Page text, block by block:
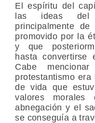
El espíritu del
las ideas del
principalmente
promovido por la
y que
hasta convertirse
Cabe
protestantismo
de vida que
valores morales
abnegación y el
se conseguía a